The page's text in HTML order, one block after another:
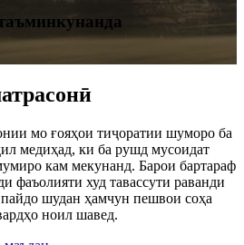
мо ғояҳои тиҷоратии шуморо ба
медиҳад, ки ба рушд мусоидат
кам мекунанд. Барои бартараф
фаъолияти худ тавассути раванди
шудан ҳамчун пешвои соҳа
ноил шавед.